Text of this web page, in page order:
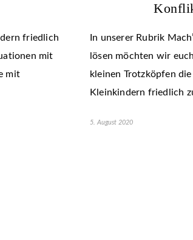
friedlich
mit
mit
In unserer Rubrik
lösen möchten wir
kleinen Trotzköpfen
Kleinkindern friedlich
5. August 2020